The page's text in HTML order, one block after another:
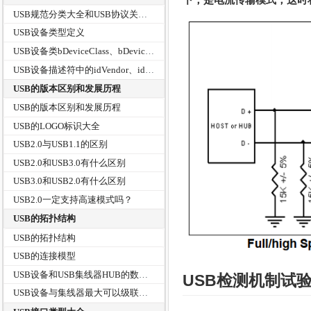
USB设备类型定义
USB设备描述符中的idVendor、idProduct和bcdDevice
USB的版本区别和发展历程
USB的版本区别和发展历程
USB的LOGO标识大全
USB2.0与USB1.1的区别
USB2.0和USB3.0有什么区别
USB3.0和USB2.0有什么区别
USB2.0一定支持高速模式吗？
USB的拓扑结构
USB的拓扑结构
USB的连接模型
USB设备与集线器最大可以级联多少层
USB检测机制试